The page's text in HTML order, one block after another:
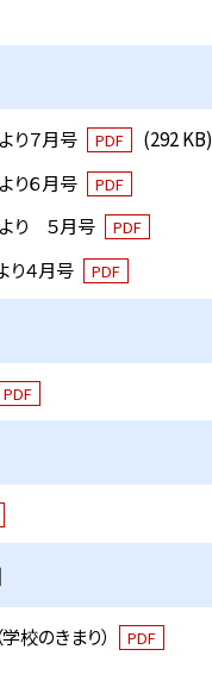
り７月号 PDF
(292 KB)
り６月号
PDF
り ５月号 PDF
り４月号 PDF
PDF
校のきまり） PDF